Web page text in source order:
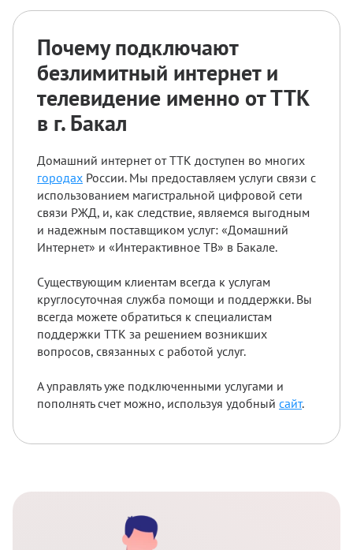
Почему подключают
безлимитный интернет и
телевидение именно от ТТК
в г. Бакал
Домашний интернет от ТТК доступен во многих
городах России. Мы предоставляем услуги связи с
использованием магистральной цифровой сети
связи РЖД, и, как следствие, являемся выгодным
и надежным поставщиком услуг: «Домашний
Интернет» и «Интерактивное ТВ» в Бакале.
Существующим клиентам всегда к услугам
круглосуточная служба помощи и поддержки. Вы
всегда можете обратиться к специалистам
поддержки ТТК за решением возникших
вопросов, связанных с работой услуг.
А управлять уже подключенными услугами и
пополнять счет можно, используя удобный сайт.